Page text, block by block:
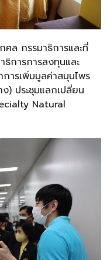
ล กรรมาธิการและที่
การการลงทุนและ
ารเพิ่มมูลค่าสมุนไพร
) ประชุมแลกเปลี่ยน
Natural